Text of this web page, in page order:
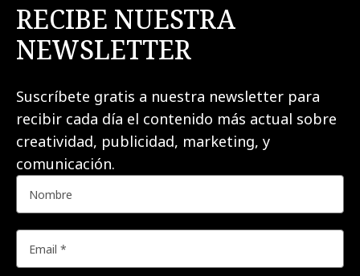
RECIBE NUESTRA
NEWSLETTER
Suscríbete gratis a nuestra newsletter para
recibir cada día el contenido más actual sobre
creatividad, publicidad, marketing, y
comunicación.